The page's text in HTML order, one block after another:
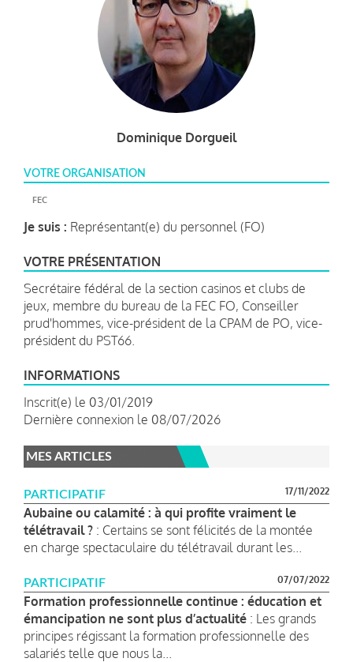
Dominique Dorgueil
VOTRE ORGANISATION
FEC
Je suis : Représentant(e) du personnel (FO)
VOTRE PRÉSENTATION
Secrétaire fédéral de la section casinos et clubs de
jeux, membre du bureau de la FEC FO, Conseiller
prud'hommes, vice-président de la CPAM de PO, vice-
président du PST66.
INFORMATIONS
Inscrit(e) le 03/01/2019
Dernière connexion le 08/07/2026
MES ARTICLES
PARTICIPATIF 17/11/2022
Aubaine ou calamité : à qui profite vraiment le
télétravail ? : Certains se sont félicités de la montée
en charge spectaculaire du télétravail durant les...
PARTICIPATIF 07/07/2022
Formation professionnelle continue : éducation et
émancipation ne sont plus d’actualité : Les grands
principes régissant la formation professionnelle des
salariés telle que nous la...